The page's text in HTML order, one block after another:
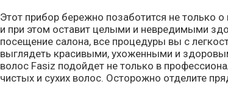
Этот прибор бережно позаботится не только
и при этом оставит целыми и невредимыми
посещение салона, все процедуры вы с
выглядеть красивыми, ухоженными и
волос Fasiz подойдет не только в
чистых и сухих волос. Осторожно отделите